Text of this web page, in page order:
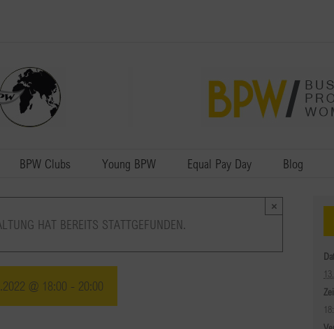
BPW Clubs Young BPW Equal Pay Day Blog
HAT BEREITS STATTGEFUNDEN.
×
@ 18:00 - 20:00